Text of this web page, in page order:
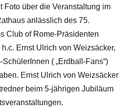
Foto über die Veranstaltung im
anlässlich des 75.
Club of Rome-Präsidenten
h.c. Ernst Ulrich von Weizsäcker,
( „Erdball-Fans“)
Ernst Ulrich von Weizsäcker
beim 5-jährigen Jubiläum